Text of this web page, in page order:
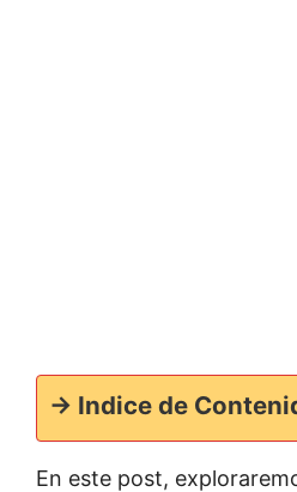
-> Indice de
En este post,